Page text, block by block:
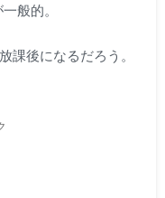
般的。
課後になるだろう。